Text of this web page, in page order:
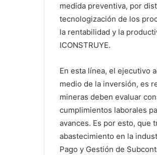
medida preventiva, por
tecnologización de los
la rentabilidad y la
ICONSTRUYE.
En esta línea, el ejecutivo
medio de la inversión, es
mineras deben evaluar
cumplimientos laborales
avances. Es por esto, que
abastecimiento en la
Pago y Gestión de